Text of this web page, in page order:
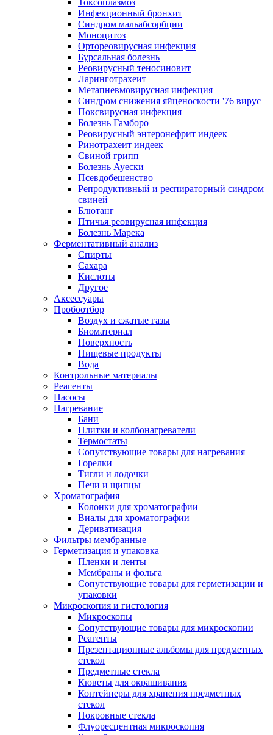
Токсоплазмоз
Инфекционный бронхит
Синдром мальабсорбции
Моноцитоз
Ортореовирусная инфекция
Бурсальная болезнь
Реовирусный теносиновит
Ларинготрахеит
Метапневмовирусная инфекция
Синдром снижения яйценоскости '76 вирус
Поксвирусная инфекция
Болезнь Гамборо
Реовирусный энтеронефрит индеек
Ринотрахеит индеек
Свиной грипп
Болезнь Ауески
Псевдобешенство
Репродуктивный и респираторный синдром
свиней
Блютанг
Птичья реовирусная инфекция
Болезнь Марека
Ферментативный анализ
Спирты
Сахара
Кислоты
Другое
Аксессуары
Пробоотбор
Воздух и сжатые газы
Биоматериал
Поверхность
Пищевые продукты
Вода
Контрольные материалы
Реагенты
Насосы
Нагревание
Бани
Плитки и колбонагреватели
Термостаты
Сопутствующие товары для нагревания
Горелки
Тигли и лодочки
Печи и щипцы
Хроматография
Колонки для хроматографии
Виалы для хроматографии
Дериватизация
Фильтры мембранные
Герметизация и упаковка
Пленки и ленты
Мембраны и фольга
Сопутствующие товары для герметизации и
упаковки
Микроскопия и гистология
Микроскопы
Сопутствующие товары для микроскопии
Реагенты
Презентационные альбомы для предметных
стекол
Предметные стекла
Кюветы для окрашивания
Контейнеры для хранения предметных
стекол
Покровные стекла
Флуоресцентная микроскопия